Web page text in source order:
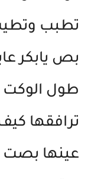
تطبب
بص يابكر
طول الوكت
ترافقها
عينها بصت